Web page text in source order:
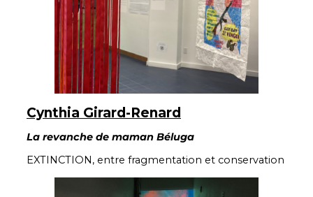
Cynthia Girard-Renard
La revanche de maman Béluga
EXTINCTION, entre fragmentation et conservation